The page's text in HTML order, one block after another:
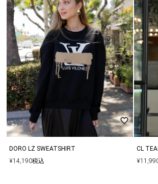
▼実物に近い色は、着用以外の色名が付いた画
ります。
▼サイズはスタッフが平置きでメジャー計測し
商品により若干の誤差が生じる場合がございま
▼ご購入の際に1回の決済で当店が定めている
料無料となります。再度、別決済でご購入する
ます。
▼多くのお客様からアクセスいただいておりま
と同じタイミングで商品をカートに入れてしま
いた商品が欠品となる場合もございます。
その場合は、在庫切れのお詫びメールとともに
ャンセルした内容にて商品を手配させていただ
DORO LZ SWEATSHIRT
¥14,190税込
CL
¥